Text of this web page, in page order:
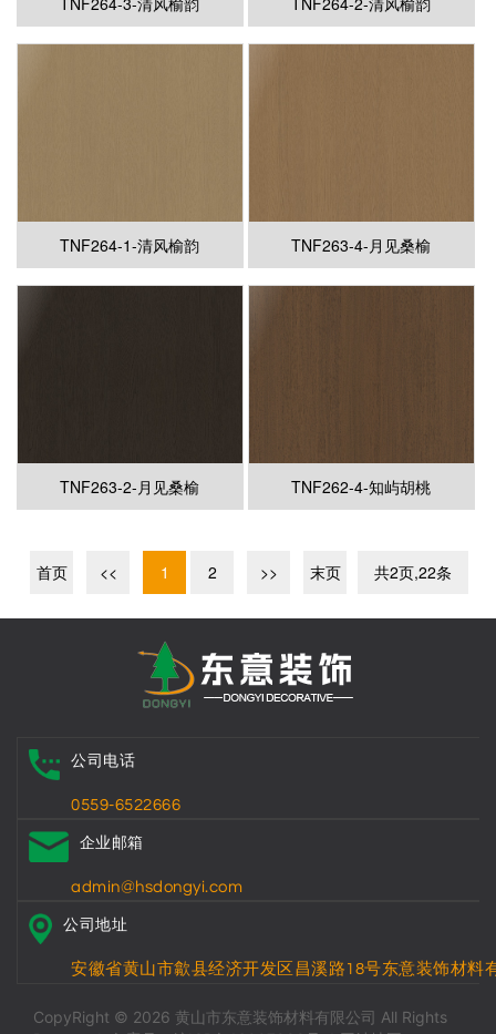
TNF264-1-清风榆韵 TNF263-4-月见桑榆
TNF263-2-月见桑榆 TNF262-4-知屿胡桃
首页 << 1 2 >> 末页 共2页,22条
公司电话
0559-6522666
企业邮箱
admin@hsdongyi.com
公司地址
安徽省黄山市歙县经济开发区昌溪路18号东意装饰材料
CopyRight © 2026 黄山市东意装饰材料有限公司 All Rights